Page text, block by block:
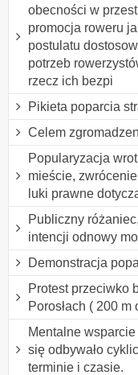
obecności w
promocja roweru
postulatu
potrzeb
rzecz ich bezpi
Pikieta poparcia
Celem
Popularyzacja
mieście,
luki prawne
Publiczny
intencji odnowy
Demonstracja
Protest przeciwko
Porosłach ( 200
Mentalne
się odbywało
terminie i czasie.